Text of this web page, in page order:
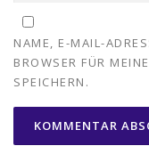
NAME, E-MAIL-
BROWSER FÜR
SPEICHERN.